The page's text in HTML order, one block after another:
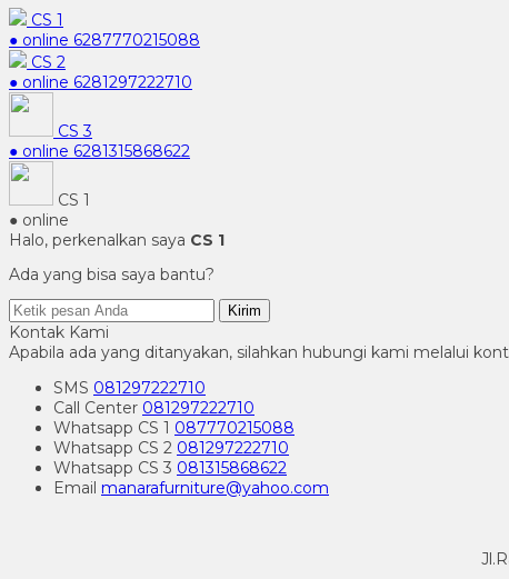
CS 1
● online 6287770215088
CS 2
● online 6281297222710
CS 3
● online 6281315868622
CS 1
● online
Halo, perkenalkan saya CS 1
Ada yang bisa saya bantu?
Kirim
Kontak Kami
Apabila ada yang ditanyakan, silahkan hubungi kami melalui
SMS 081297222710
Call Center 081297222710
Whatsapp CS 1 087770215088
Whatsapp CS 2 081297222710
Whatsapp CS 3 081315868622
Email manarafurniture@yahoo.com